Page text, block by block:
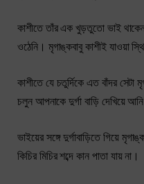
কাশীতে তাঁর এক খুড়তুতো ভাই
ওঠেনি। মৃগাঙ্কবাবু কাশীই যাওয়া
কাশীতে যে চতুর্দিকে এত বাঁদর সেটা
চলুন আপনাকে দুর্গা বাড়ি দেখিয়ে
ভাইয়ের সঙ্গে দুর্গাবাড়িতে গিয়ে
কিচির মিচির শব্দে কান পাতা যায় না।